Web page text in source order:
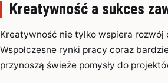
Kreatywność a sukces
Kreatywność nie tylko wspiera rozwój
Wspołczesne rynki pracy coraz
przynoszą świeże pomysły do